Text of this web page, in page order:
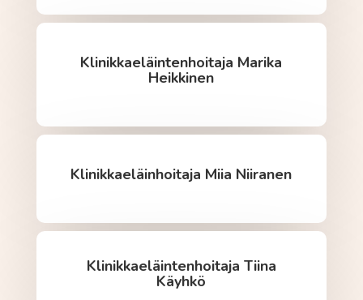
Klinikkaeläintenhoitaja Marika
Heikkinen
Klinikkaeläinhoitaja Miia Niiranen
Klinikkaeläintenhoitaja Tiina
Käyhkö